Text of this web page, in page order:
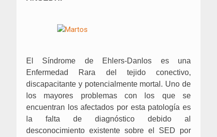
El Síndrome de Ehlers-Danlos es una
Enfermedad Rara del tejido conectivo,
discapacitante y potencialmente mortal. Uno de
los mayores problemas con los que se
encuentran los afectados por esta patología es
la falta de diagnóstico debido al
desconocimiento existente sobre el SED por